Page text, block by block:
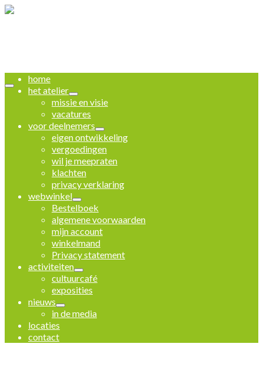
home
het atelier
missie en visie
vacatures
voor deelnemers
eigen ontwikkeling
vergoedingen
wil je meepraten
klachten
privacy verklaring
webwinkel
Bestelboek
algemene voorwaarden
mijn account
winkelmand
Privacy statement
activiteiten
cultuurcafé
exposities
nieuws
in de media
locaties
contact